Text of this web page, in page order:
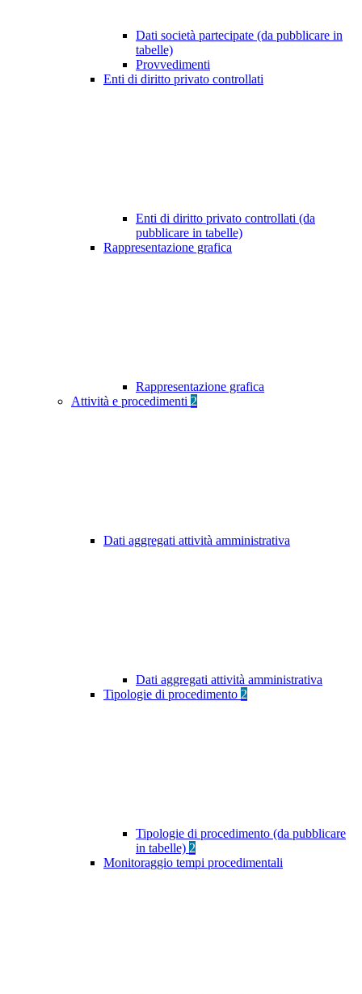
Dati società partecipate (da pubblicare in
tabelle)
Provvedimenti
Enti di diritto privato controllati
Enti di diritto privato controllati (da
pubblicare in tabelle)
Rappresentazione grafica
Rappresentazione grafica
Attività e procedimenti 2
Dati aggregati attività amministrativa
Dati aggregati attività amministrativa
Tipologie di procedimento 2
Tipologie di procedimento (da pubblicare
in tabelle) 2
Monitoraggio tempi procedimentali